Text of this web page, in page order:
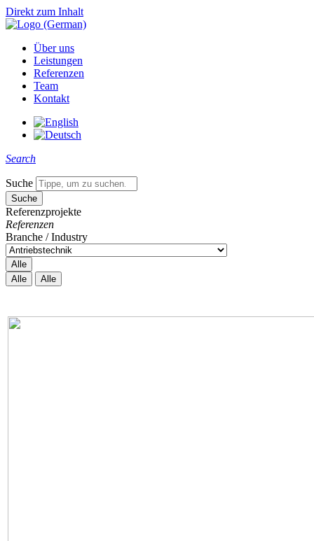
Direkt zum Inhalt
Über uns
Leistungen
Referenzen
Team
Kontakt
Search
Suche
Referenzprojekte
Referenzen
Branche / Industry